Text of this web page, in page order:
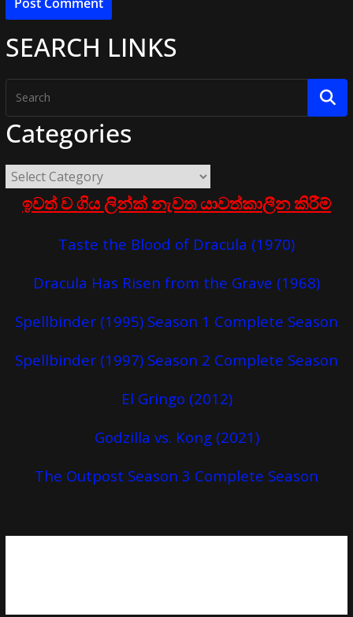
SEARCH LINKS
Categories
ඉවත් ව ගිය ලින්ක් නැවත යාවත්කාලීන කිරීම්
Taste the Blood of Dracula (1970)
Dracula Has Risen from the Grave (1968)
Spellbinder (1995) Season 1 Complete Season
Spellbinder (1997) Season 2 Complete Season
El Gringo (2012)
Godzilla vs. Kong (2021)
The Outpost Season 3 Complete Season